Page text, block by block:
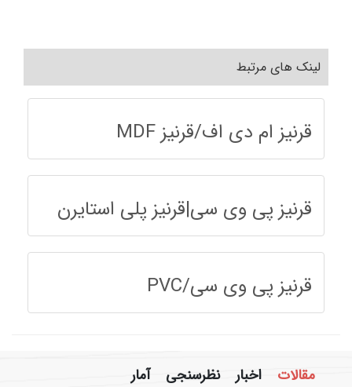
لینک های مرتبط
قرنیز ام دی اف/قرنیز MDF
قرنیز پی وی سی|قرنیز پلی استایرن
قرنیز پی وی سی/PVC
مقالات اخبار نظرسنجی آمار